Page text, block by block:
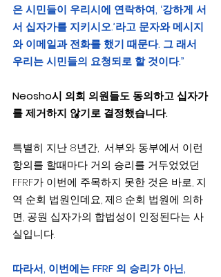
은 시민들이 우리시에 연락하여, ‘강하게 서
서 십자가를 지키시오.’라고 문자와 메시지
와 이메일과 전화를 했기 때문다. 그 래서
우리는 시민들의 요청되로 할 것이다.”
Neosho시 의회 의원들도 동의하고 십자가
를 제거하지 않기로 결정했습니다.
특별히 지난 8년간,  서부와 동부에서 이런
항의를 할때마다 거의 승리를 거두었었던
FFRF가 이번에 주목하지 못한 것은 바로, 지
역 순회 법원인데요, 제8 순회 법원에 의하
면, 공원 십자가의 합법성이 인정된다는 사
실입니다.
따라서, 이번에는 FFRF 의 승리가 아닌,